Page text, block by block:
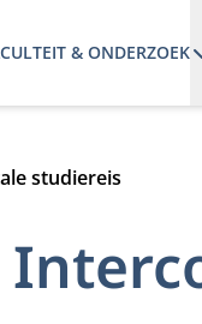
& ONDERZOEK
studiereis